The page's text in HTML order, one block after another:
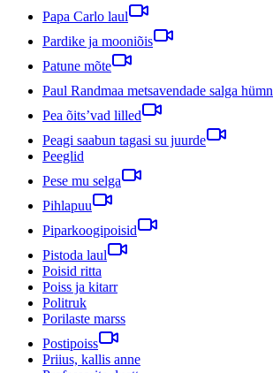
Papa Carlo laul
Pardike ja mooniõis
Patune mõte
Paul Randmaa metsavendade salga hümn
Pea õits’vad lilled
Peagi saabun tagasi su juurde
Peeglid
Pese mu selga
Pihlapuu
Piparkoogipoisid
Pistoda laul
Poisid ritta
Poiss ja kitarr
Politruk
Porilaste marss
Postipoiss
Priius, kallis anne